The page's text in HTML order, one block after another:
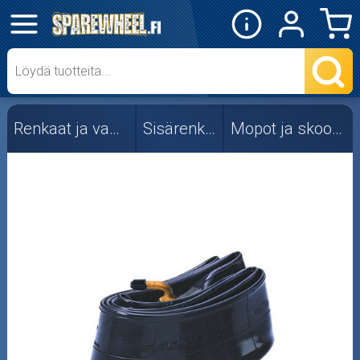
✕
Mopon osat
Skootterin osat
Crossipyörän osat
Mopoauton osat
Mönkijän osat
Renkaat ja vanteet Sisärenkaat Mopot ja skootterit